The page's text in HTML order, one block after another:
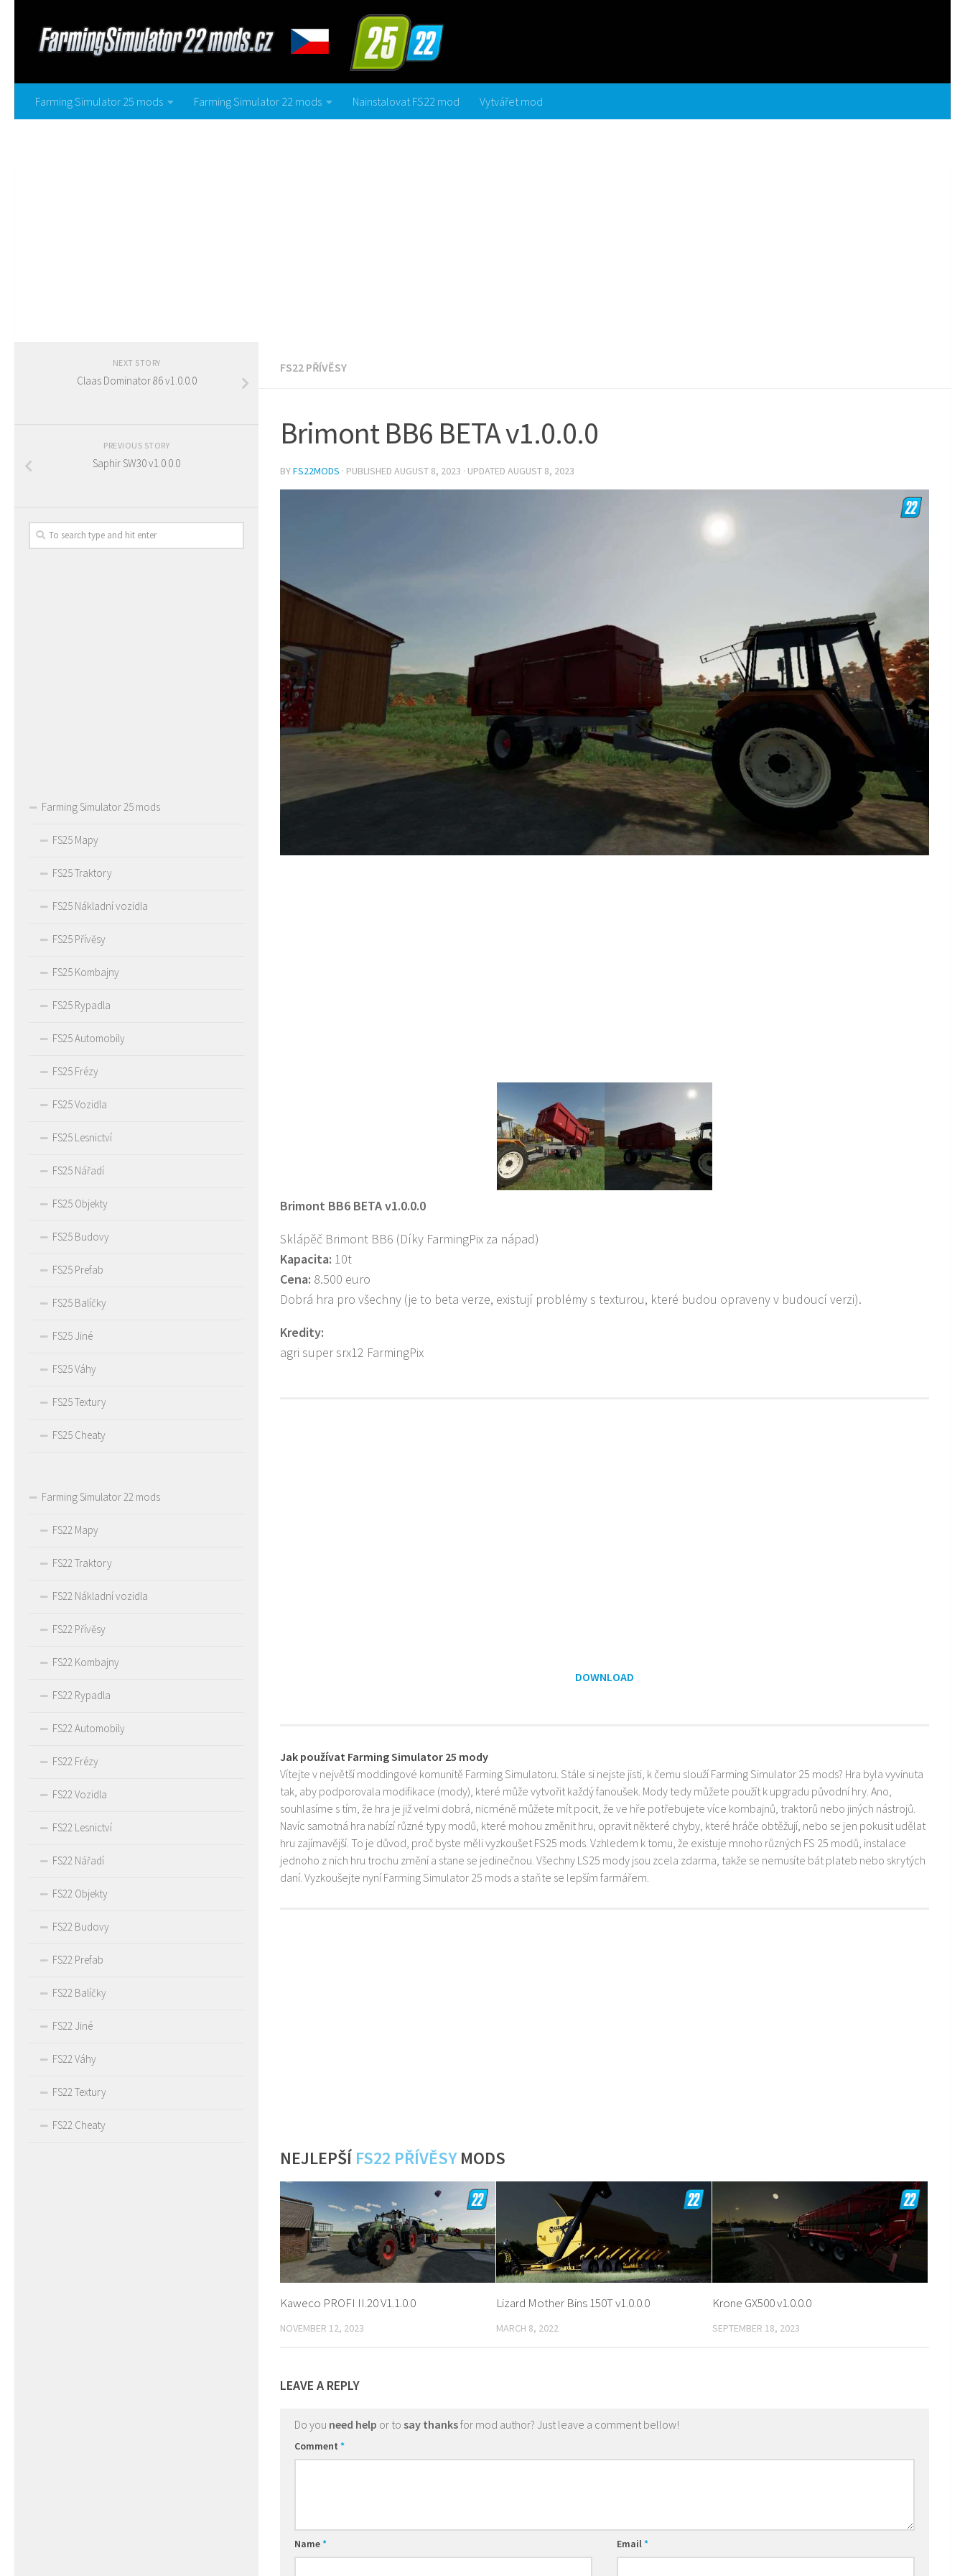
Farming Simulator 25 mods Farming Simulator 22 mods Nainstalovat FS22 mod Vytvářet mod
FS22 PŘÍVĚSY
Brimont BB6 BETA v1.0.0.0
BYFS22MODS · PUBLISHED AUGUST 8, 2023 · UPDATED AUGUST 8, 2023
Brimont BB6 BETA v1.0.0.0
Sklápěč Brimont BB6 (Díky FarmingPix za nápad)
Kapacita: 10t
Cena: 8.500 euro
Dobrá hra pro všechny (je to beta verze, existují problémy s texturou, které budou opraveny v budoucí verzi).
Kredity:
agri super srx12 FarmingPix
DOWNLOAD
Jak používat Farming Simulator 25 mody
Vítejte v největší moddingové komunitě Farming Simulatoru. Stále si nejste jisti, k čemu slouží Farming Simulator 25 mods? Hra byla vyvinuta
tak, aby podporovala modifikace (mody), které může vytvořit každý fanoušek. Mody tedy můžete použít k upgradu původní hry. Ano,
souhlasíme s tím, že hra je již velmi dobrá, nicméně můžete mít pocit, že ve hře potřebujete více kombajnů, traktorů nebo jiných nástrojů.
Navíc samotná hra nabízí různé typy modů, které mohou změnit hru, opravit některé chyby, které hráče obtěžují, nebo se jen pokusit udělat
hru zajímavější. To je důvod, proč byste měli vyzkoušet FS25 mods. Vzhledem k tomu, že existuje mnoho různých FS 25 modů, instalace
jednoho z nich hru trochu změní a stane se jedinečnou. Všechny LS25 mody jsou zcela zdarma, takže se nemusíte bát plateb nebo skrytých
daní. Vyzkoušejte nyní Farming Simulator 25 mods a staňte se lepším farmářem.
NEJLEPŠÍ FS22 PŘÍVĚSYMODS
Kaweco PROFI II.20 V1.1.0.0
NOVEMBER 12, 2023
Lizard Mother Bins 150T v1.0.0.0
MARCH 8, 2022
Krone GX500 v1.0.0.0
SEPTEMBER 18, 2023
LEAVE A REPLY
Do you need help or to say thanksfor mod author? Just leave a comment bellow!
Comment *
Name* Email*
NEXT STORY
Claas Dominator 86 v1.0.0.0
PREVIOUS STORY
Saphir SW30 v1.0.0.0
Farming Simulator 25 mods
FS25 Mapy
FS25 Traktory
FS25 Nákladní vozidla
FS25 Přívěsy
FS25 Kombajny
FS25 Rypadla
FS25 Automobily
FS25 Frézy
FS25 Vozidla
FS25 Lesnictví
FS25 Nářadí
FS25 Objekty
FS25 Budovy
FS25 Prefab
FS25 Balíčky
FS25 Jiné
FS25 Váhy
FS25 Textury
FS25 Cheaty
Farming Simulator 22 mods
FS22 Mapy
FS22 Traktory
FS22 Nákladní vozidla
FS22 Přívěsy
FS22 Kombajny
FS22 Rypadla
FS22 Automobily
FS22 Frézy
FS22 Vozidla
FS22 Lesnictví
FS22 Nářadí
FS22 Objekty
FS22 Budovy
FS22 Prefab
FS22 Balíčky
FS22 Jiné
FS22 Váhy
FS22 Textury
FS22 Cheaty